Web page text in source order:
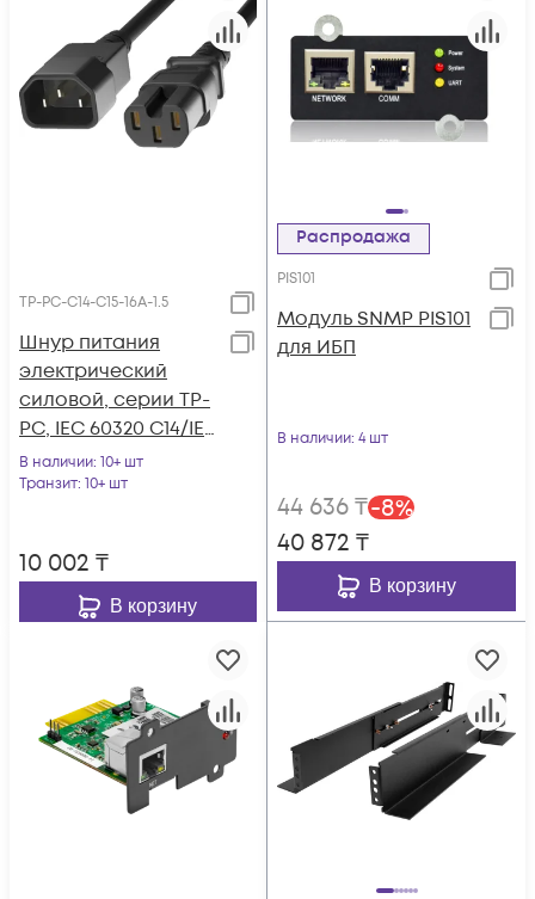
TP-PC-С14-C15-16A-1.5
Шнур питания
электрический
силовой, серии TP-
PC, IEC 60320 С14/IEC
60320 С15 прямой,
250B, 16A, 3х1.5 мм2,
В наличии: 10+ шт
Транзит: 10+ шт
10 002 ₸
В корзину
Распродажа
PIS101
Модуль SNMP PIS101
для ИБП
В наличии: 4 шт
44 636₸-8%
40 872 ₸
В корзину